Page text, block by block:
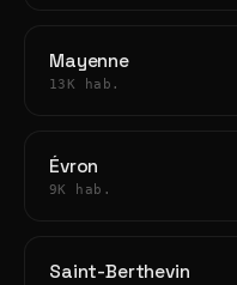
Mayenne
13K hab.
Évron
9K hab.
Saint-Berthevin